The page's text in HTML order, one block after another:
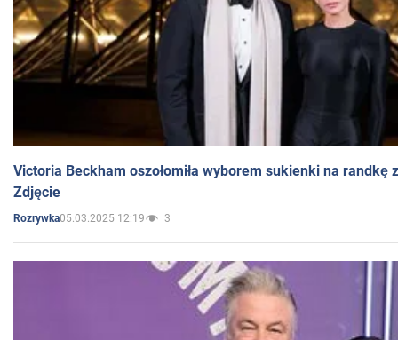
Victoria Beckham oszołomiła wyborem sukienki na randkę
Zdjęcie
Rozrywka05.03.2025 12:19 3